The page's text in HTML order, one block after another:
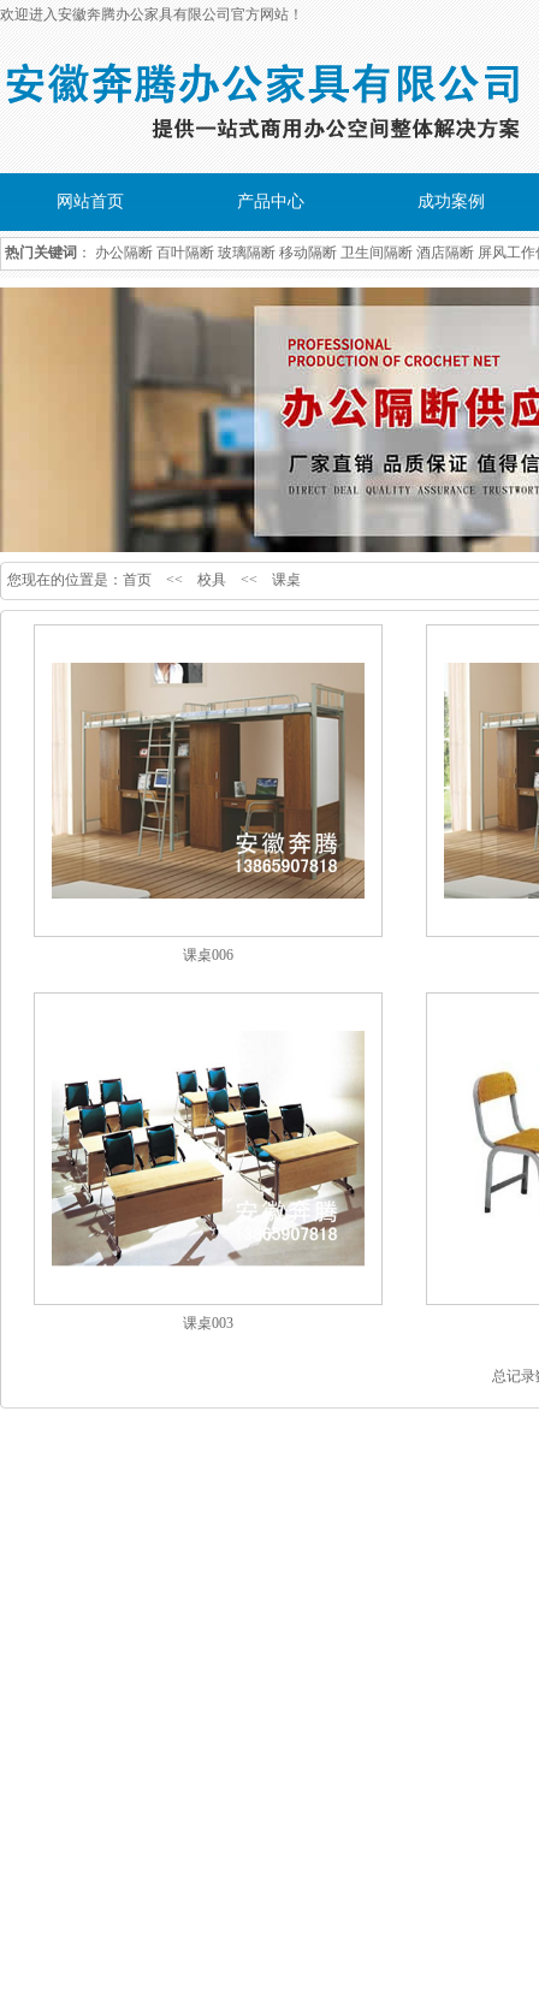
欢迎进入安徽奔腾办公家具有限公司官方网站！
网站首页 产品中心 成功案例
热门关键词 ： 办公隔断 百叶隔断 玻璃隔断 移动隔断 卫生间隔断 酒店隔断 屏风工作
您现在的位置是： 首页 << 校具 << 课桌
课桌006
课桌003
总记